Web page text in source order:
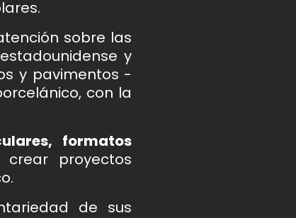
sobre las
y
y pavimentos -
con la
formatos
proyectos
de sus